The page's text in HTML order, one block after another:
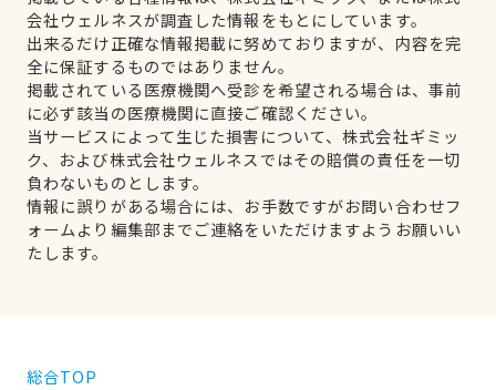
会社ウェルネスが調査した情報をもとにしています。
出来るだけ正確な情報掲載に努めておりますが、内容を完
全に保証するものではありません。
掲載されている医療機関へ受診を希望される場合は、事前
に必ず該当の医療機関に直接ご確認ください。
当サービスによって生じた損害について、株式会社ギミッ
ク、および株式会社ウェルネスではその賠償の責任を一切
負わないものとします。
情報に誤りがある場合には、お手数ですがお問い合わせフ
ォームより編集部までご連絡をいただけますようお願いい
たします。
総合TOP